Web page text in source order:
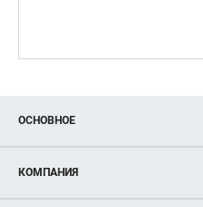
ОСНОВНОЕ
Новости
Магазины
КОМПАНИЯ